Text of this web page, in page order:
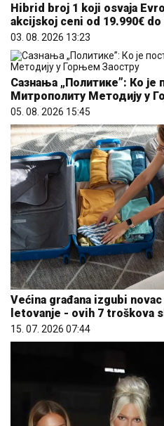
Hibrid broj 1 koji osvaja
akcijskoj ceni od 19.990€ do
03. 08. 2026 13:23
Сазнања „Политике”: Ко је
Митрополиту Методију у
05. 08. 2026 15:45
Većina građana izgubi
letovanje - ovih 7 troškova
15. 07. 2026 07:44